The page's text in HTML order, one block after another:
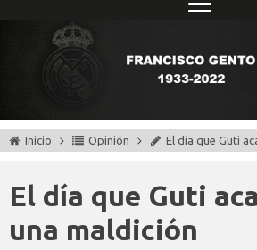
Inicio Opinión El día que Guti
El día que Guti
una maldición